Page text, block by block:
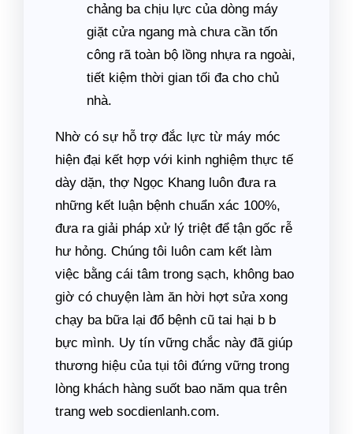
chảng ba chịu lực của dòng máy
giặt cửa ngang mà chưa cần tốn
công rã toàn bộ lồng nhựa ra ngoài,
tiết kiệm thời gian tối đa cho chủ
nhà.
Nhờ có sự hỗ trợ đắc lực từ máy móc
hiện đại kết hợp với kinh nghiệm thực tế
dày dặn, thợ Ngọc Khang luôn đưa ra
những kết luận bệnh chuẩn xác 100%,
đưa ra giải pháp xử lý triệt để tận gốc rễ
hư hỏng. Chúng tôi luôn cam kết làm
việc bằng cái tâm trong sạch, không bao
giờ có chuyện làm ăn hời hợt sửa xong
chạy ba bữa lại đổ bệnh cũ tai hại b b
bực mình. Uy tín vững chắc này đã giúp
thương hiệu của tụi tôi đứng vững trong
lòng khách hàng suốt bao năm qua trên
trang web socdienlanh.com.